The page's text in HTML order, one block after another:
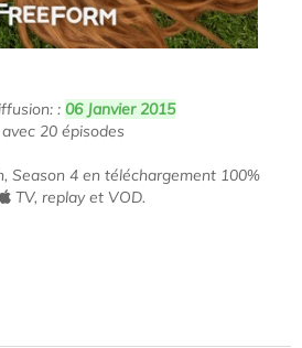
: 06 Janvier 2015
20 épisodes
Season 4 en téléchargement 100%
TV, replay et VOD.